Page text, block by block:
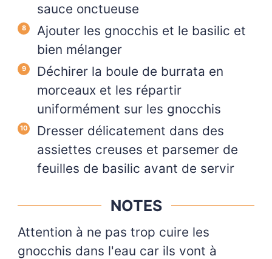
sauce onctueuse
Ajouter les gnocchis et le basilic et
bien mélanger
Déchirer la boule de burrata en
morceaux et les répartir
uniformément sur les gnocchis
Dresser délicatement dans des
assiettes creuses et parsemer de
feuilles de basilic avant de servir
NOTES
Attention à ne pas trop cuire les
gnocchis dans l'eau car ils vont à